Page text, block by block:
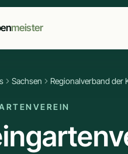
meister
Sachsen Regionalverband der